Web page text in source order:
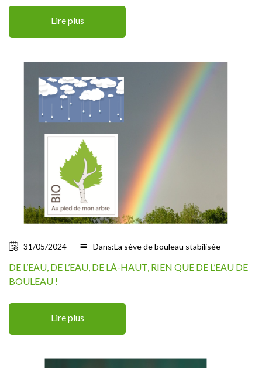
Lire plus
31/05/2024 list Dans:La sève de bouleau stabilisée
DE L’EAU, DE L’EAU, DE LÀ-HAUT, RIEN QUE DE L’EAU DE
BOULEAU !
Lire plus